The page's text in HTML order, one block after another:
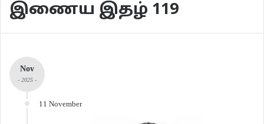
இணைய இதழ் 119
Nov
- 2025 -
11 November